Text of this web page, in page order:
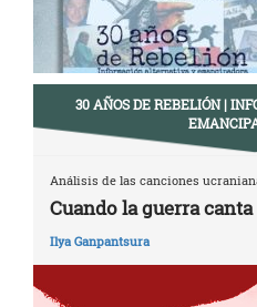
30 AÑOS DE REBELIÓN |
Análisis de las canciones
Cuando la guerra canta
Ilya Ganpantsura